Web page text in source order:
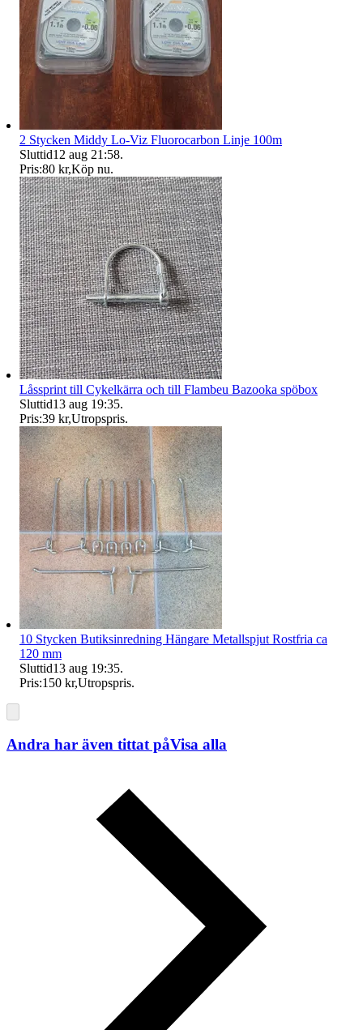
2 Stycken Middy Lo-Viz Fluorocarbon Linje 100m
Sluttid12 aug 21:58.
Pris:80 kr,Köp nu.
Låssprint till Cykelkärra och till Flambeu Bazooka spöbox
Sluttid13 aug 19:35.
Pris:39 kr,Utropspris.
10 Stycken Butiksinredning Hängare Metallspjut Rostfria ca
120 mm
Sluttid13 aug 19:35.
Pris:150 kr,Utropspris.
Andra har även tittat påVisa alla